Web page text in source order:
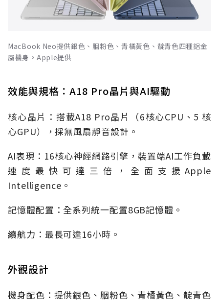
MacBook Neo提供銀色、胭粉色、青橘黃色、靛青色四種鋁金
屬機身。Apple提供
效能與規格：A18 Pro晶片與AI驅動
核心晶片：搭載A18 Pro晶片（6核心CPU、5 核
心GPU），採無風扇靜音設計。
AI表現：16核心神經網路引擎，裝置端AI工作負載
速度最快可達三倍，全面支援Apple
Intelligence。
記憶體配置：全系列統一配置8GB記憶體。
續航力：最長可達16小時。
外觀設計
機身配色：提供銀色、胭粉色、青橘黃色、靛青色